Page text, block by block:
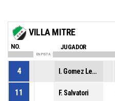
VILLA MITRE
NO. JUGADOR
EN PISTA
4 I. Gomez Lepez
11 F. Salvatori